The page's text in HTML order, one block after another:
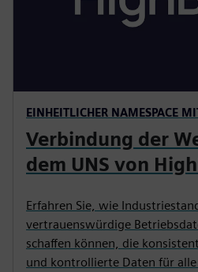
EINHEITLICHER NAMESPACE
Verbindung der
dem UNS von
Erfahren Sie, wie
vertrauenswürdige
schaffen können, die
und kontrollierte Daten für alle